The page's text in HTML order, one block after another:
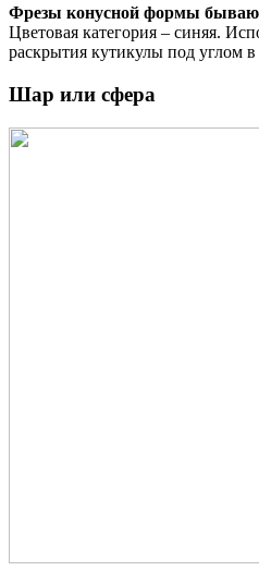
Фрезы конусной формы
Цветовая категория – синяя.
раскрытия кутикулы под углом в
Шар или сфера